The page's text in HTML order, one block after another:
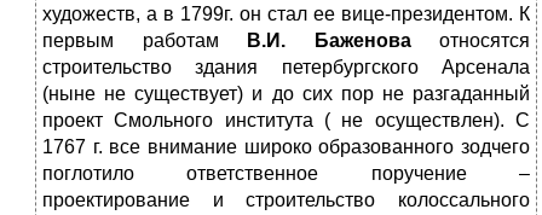
художеств, а в 1799г. он стал ее вице-президентом. К
первым работам
В.И. Баженоваотносятся
строительство здания петербургского Арсенала
(ныне не существует) и до сих пор не разгаданный
проект Смольного института ( не осуществлен). С
1767 г. все внимание широко образованного зодчего
поглотило ответственное поручение –
проектирование и строительство колоссального